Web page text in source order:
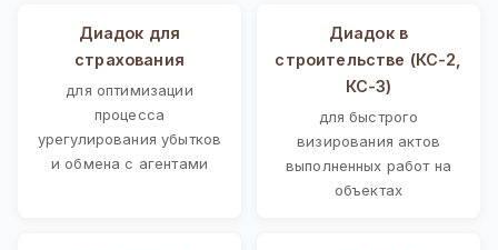
Диадок для
страхования
для оптимизации
процесса
урегулирования убытков
и обмена с агентами
Диадок в
строительстве (КС-2,
КС-3)
для быстрого
визирования актов
выполненных работ на
объектах